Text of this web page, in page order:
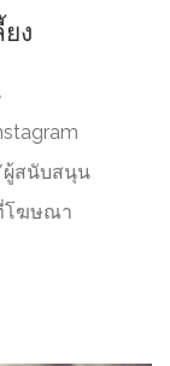
ง
สนับสนุน
โฆษณา